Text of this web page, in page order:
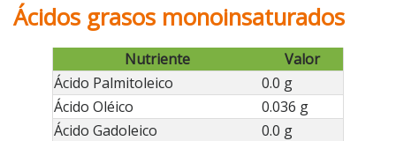
Ácidos grasos monoinsaturados
Nutriente
Valor
Ácido Palmitoleico
0.0 g
Ácido Oléico
0.036 g
Ácido Gadoleico
0.0 g